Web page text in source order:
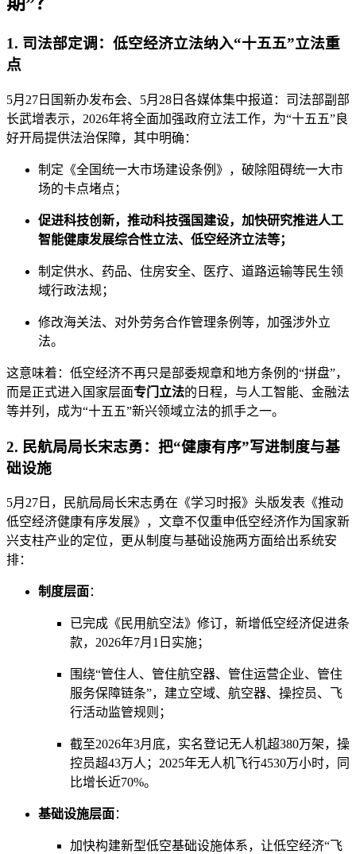
1. 司法部定调：低空经济立法纳入“十五五”立法重
点
5月27日国新办发布会、5月28日各媒体集中报道：司法部副部
长武增表示，2026年将全面加强政府立法工作，为“十五五”良
好开局提供法治保障，其中明确：
制定《全国统一大市场建设条例》，破除阻碍统一大市
场的卡点堵点；
促进科技创新，推动科技强国建设，加快研究推进人工
智能健康发展综合性立法、低空经济立法等；
制定供水、药品、住房安全、医疗、道路运输等民生领
域行政法规；
修改海关法、对外劳务合作管理条例等，加强涉外立
法。
这意味着：低空经济不再只是部委规章和地方条例的“拼盘”，
而是正式进入国家层面专门立法的日程，与人工智能、金融法
等并列，成为“十五五”新兴领域立法的抓手之一。
2. 民航局局长宋志勇：把“健康有序”写进制度与基
础设施
5月27日，民航局局长宋志勇在《学习时报》头版发表《推动
低空经济健康有序发展》，文章不仅重申低空经济作为国家新
兴支柱产业的定位，更从制度与基础设施两方面给出系统安
排：
制度层面：
已完成《民用航空法》修订，新增低空经济促进条
款，2026年7月1日实施；
围绕“管住人、管住航空器、管住运营企业、管住
服务保障链条”，建立空域、航空器、操控员、飞
行活动监管规则；
截至2026年3月底，实名登记无人机超380万架，操
控员超43万人；2025年无人机飞行4530万小时，同
比增长近70%。
基础设施层面：
加快构建新型低空基础设施体系，让低空经济“飞